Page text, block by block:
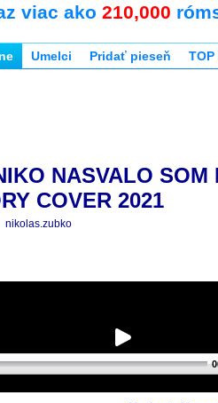
viac ako 210,000
Umelci Pridať pieseň TOP
NASVALO SOM
COVER 2021
nikolas.zubko